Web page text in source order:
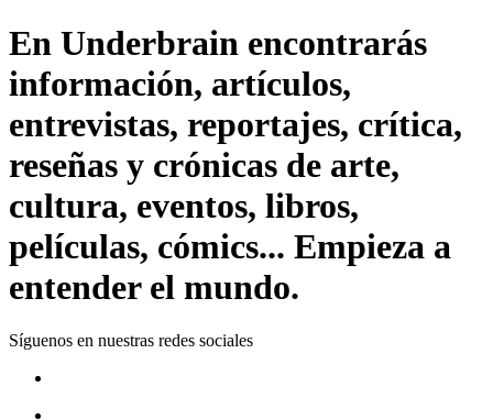
En Underbrain encontrarás
información, artículos,
entrevistas, reportajes, crítica,
reseñas y crónicas de arte,
cultura, eventos, libros,
películas, cómics... Empieza a
entender el mundo.
Síguenos en nuestras redes sociales